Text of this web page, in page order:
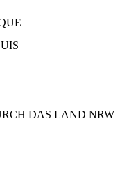
DAS LAND NRW